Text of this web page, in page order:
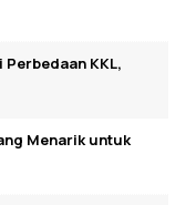
KKL,
Menarik untuk